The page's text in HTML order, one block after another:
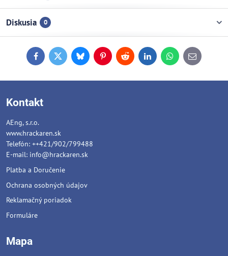
Diskusia 0
FacebookTwitterBlueskyPinterestReddit LinkedInWhatsApp
E-
mail
Kontakt
AEng, s.r.o.
www.hrackaren.sk
Telefón: ++421/902/799488
E-mail: info@hrackaren.sk
Platba a Doručenie
Ochrana osobných údajov
Reklamačný poriadok
Formuláre
Mapa